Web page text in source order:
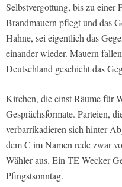
Selbstvergottung, bis zu einer
Brandmauern pflegt und das
Hahne, sei eigentlich das
einander wieder. Mauern
Deutschland geschieht das
Kirchen, die einst Räume für
Gesprächsformate. Parteien,
verbarrikadieren sich hinter
dem C im Namen rede zwar
Wähler aus. Ein TE Wecker
Pfingstsonntag.